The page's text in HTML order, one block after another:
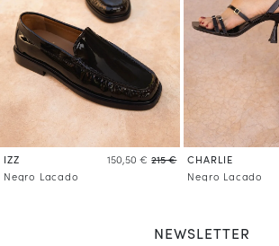
IZZ 150,50 € 215 €
Negro Lacado
CHARLIE
Negro Lacado
NEWSLETTER